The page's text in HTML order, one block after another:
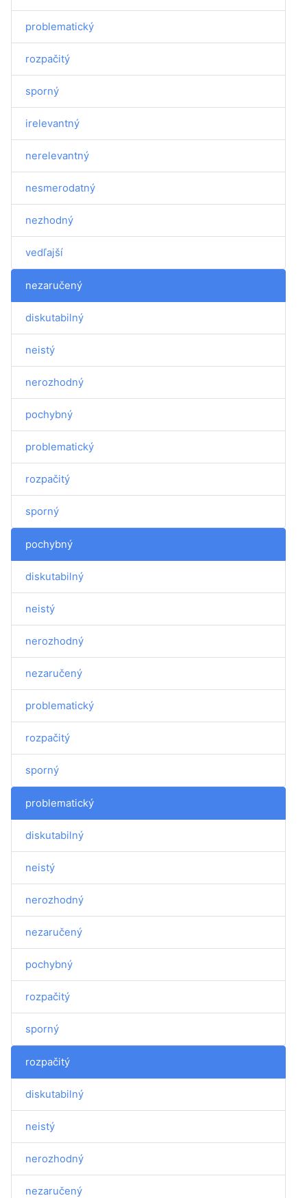
problematický
rozpačitý
sporný
irelevantný
nerelevantný
nesmerodatný
nezhodný
vedľajší
nezaručený
diskutabilný
neistý
nerozhodný
pochybný
problematický
rozpačitý
sporný
pochybný
diskutabilný
neistý
nerozhodný
nezaručený
problematický
rozpačitý
sporný
problematický
diskutabilný
neistý
nerozhodný
nezaručený
pochybný
rozpačitý
sporný
rozpačitý
diskutabilný
neistý
nerozhodný
nezaručený